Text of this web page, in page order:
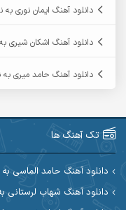
آرین صیادی
آرین مریدی
آوات بوکانی
دانلود آهنگ ایمان نوری به
دانلود آهنگ اشکان شیری
دانلود آهنگ حامد میری
تک آهنگ ها
دانلود آهنگ حامد الماسی
دانلود آهنگ شهاب لرستانی